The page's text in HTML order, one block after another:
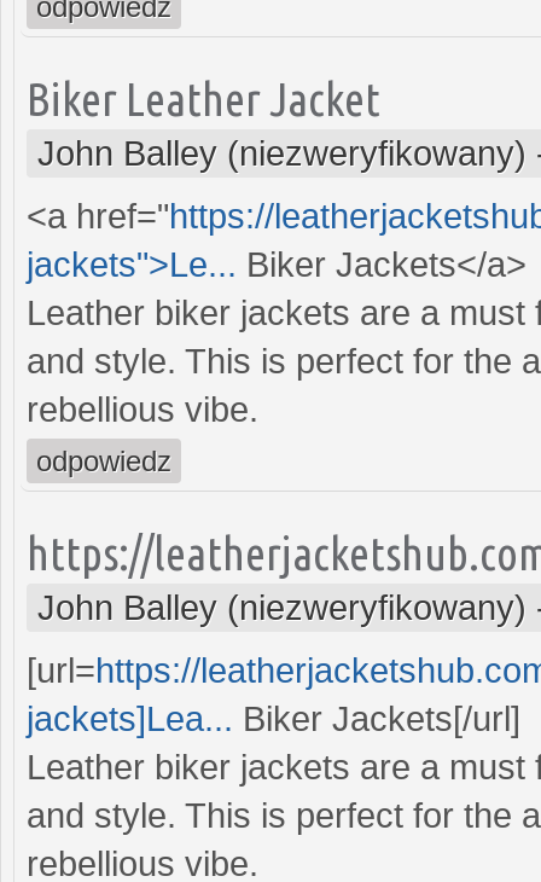
Biker Leather Jacket
John Balley (niezweryfikowany)
<a href="https://
jackets">Le... Biker Jackets</a>
Leather biker jackets are a
and style. This is perfect for the
rebellious vibe.
odpowiedz
https://
John Balley (niezweryfikowany)
[url=https://
jackets]Lea... Biker Jackets[/url]
Leather biker jackets are a
and style. This is perfect for the
rebellious vibe.